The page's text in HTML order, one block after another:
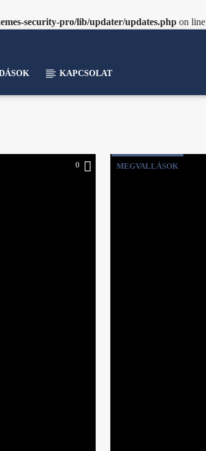
security-pro/lib/updater/updates.php on line
KAPCSOLAT
0 MEGVALLÁSOK